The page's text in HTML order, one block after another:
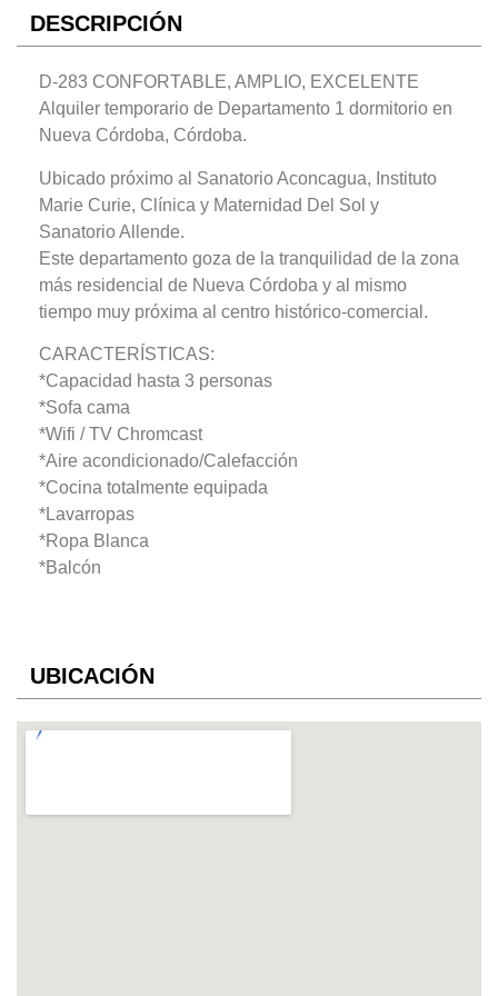
DESCRIPCIÓN
D-283 CONFORTABLE, AMPLIO, EXCELENTE
Alquiler temporario de Departamento 1 dormitorio en
Nueva Córdoba, Córdoba.
Ubicado próximo al Sanatorio Aconcagua, Instituto
Marie Curie, Clínica y Maternidad Del Sol y
Sanatorio Allende.
Este departamento goza de la tranquilidad de la zona
más residencial de Nueva Córdoba y al mismo
tiempo muy próxima al centro histórico-comercial.
CARACTERÍSTICAS:
*Capacidad hasta 3 personas
*Sofa cama
*Wifi / TV Chromcast
*Aire acondicionado/Calefacción
*Cocina totalmente equipada
*Lavarropas
*Ropa Blanca
*Balcón
UBICACIÓN